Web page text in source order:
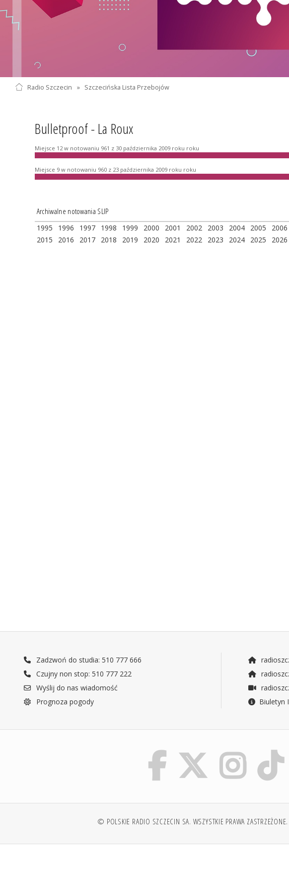
Radio Szczecin » Szczecińska Lista Przebojów
Bulletproof - La Roux
Miejsce 12 w notowaniu 961 z 30 października 2009 roku roku
Miejsce 9 w notowaniu 960 z 23 października 2009 roku roku
Archiwalne notowania SLIP
1995 1996 1997 1998 1999 2000 2001 2002 2003 2004 2005 2006
2015
2016 2017 2018 2019 2020 2021 2022 2023 2024 2025 2026
Zadzwoń do studia: 510 777 666
Czujny non stop: 510 777 222
Wyślij do nas wiadomość
Prognoza pogody
Biuletyn
© POLSKIE RADIO SZCZECIN SA. WSZYSTKIE PRAWA ZASTRZEŻONE.